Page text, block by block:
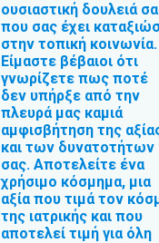
ουσιαστική δουλειά
που σας έχει
στην τοπική κοινωνία.
Είμαστε βέβαιοι ότι
γνωρίζετε πως ποτέ
δεν υπήρξε από την
πλευρά μας καμιά
αμφισβήτηση της
και των δυνατοτήτων
σας. Αποτελείτε ένα
χρήσιμο κόσμημα, μια
αξία που τιμά τον
της ιατρικής και που
αποτελεί τιμή για όλη